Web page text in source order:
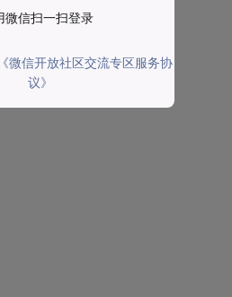
微信扫一扫登录
《微信开放社区交流专区服务协
议》